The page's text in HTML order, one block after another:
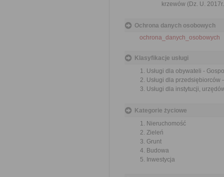
krzewów (Dz. U.
Ochrona danych osobowych
ochrona_danych_osobowych
Klasyfikacje usługi
Usługi dla obywateli -
Usługi dla przedsiębiorców
Usługi dla instytucji,
Kategorie życiowe
Nieruchomość
Zieleń
Grunt
Budowa
Inwestycja